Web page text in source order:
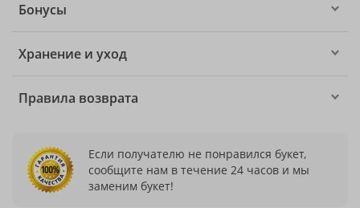
Бонусы
Хранение и уход
Правила возврата
Если получателю не понравился букет,
сообщите нам в течение 24 часов и мы
заменим букет!